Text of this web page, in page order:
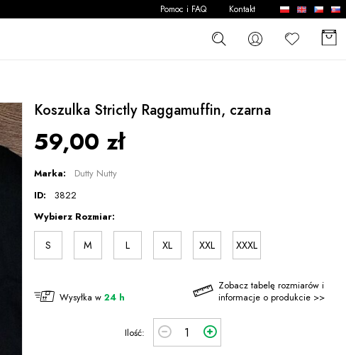
Pomoc i FAQ Kontakt
Koszulka Strictly Raggamuffin, czarna
59,00 zł
Marka:
Dutty Nutty
ID:
3822
Wybierz Rozmiar:
S M L XL XXL XXXL
Wysyłka w 24 h
Zobacz tabelę rozmiarów i
informacje o produkcie >>
Ilość: